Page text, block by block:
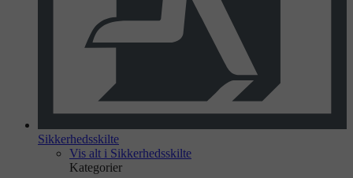
Sikkerhedsskilte
Vis alt i Sikkerhedsskilte
Kategorier